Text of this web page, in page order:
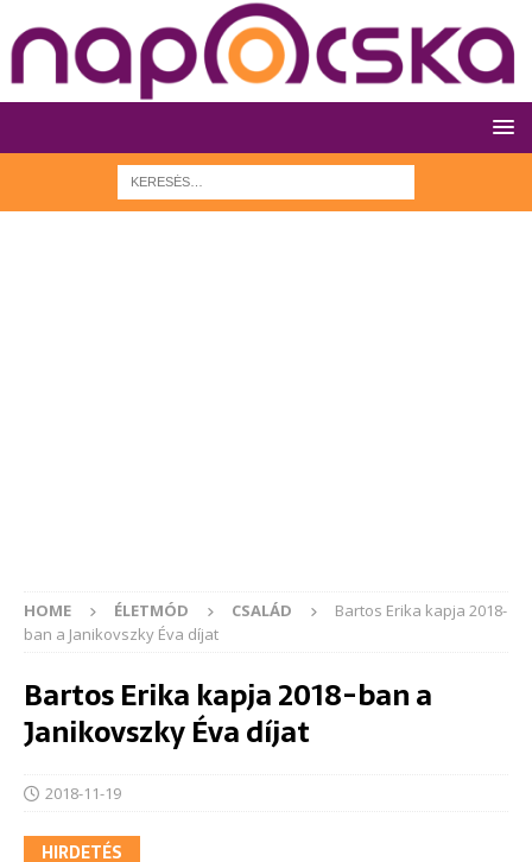
HOME ÉLETMÓD CSALÁD
Bartos Erika kapja 2018-
ban a Janikovszky Éva díjat
Bartos Erika kapja 2018-ban a
Janikovszky Éva díjat
2018-11-19
HIRDETÉS